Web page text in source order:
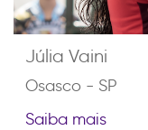
Júlia Vaini
Osasco - SP
Saiba mais